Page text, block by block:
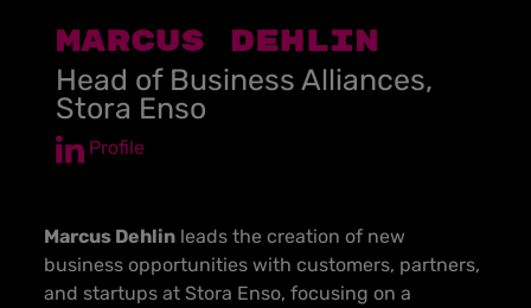
Marcus Dehlin
Head of Business Alliances,
Stora Enso
Profile
Marcus Dehlin leads the creation of new
business opportunities with customers, partners,
and startups at Stora Enso, focusing on a